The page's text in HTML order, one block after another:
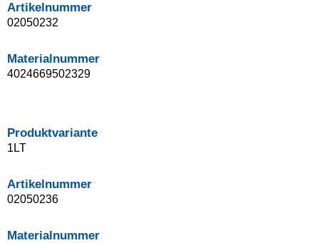
Artikelnummer
02050232
Materialnummer
4024669502329
Produktvariante
1LT
Artikelnummer
02050236
Materialnummer